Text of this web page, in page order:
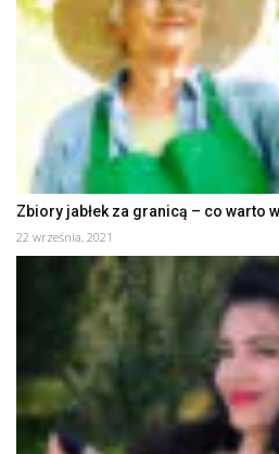
Zbiory jabłek za granicą – co warto
22 września, 2021